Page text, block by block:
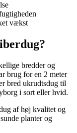
vækst
bredder og
brug for en 2 meter
bred ukrudtsdug til
i sort eller hvid.
af høj kvalitet og
planter og